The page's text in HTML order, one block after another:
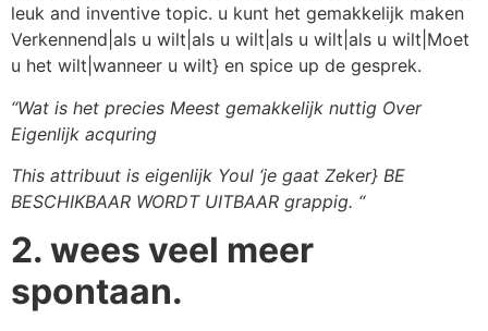
leuk and inventive topic. u kunt het gemakkelijk maken
Verkennend|als u wilt|als u wilt|als u wilt|als u wilt|Moet
u het wilt|wanneer u wilt} en spice up de gesprek.
“Wat is het precies Meest gemakkelijk nuttig Over
Eigenlijk acquring
This attribuut is eigenlijk Youl ‘je gaat Zeker} BE
BESCHIKBAAR WORDT UITBAAR grappig. “
2. wees veel meer
spontaan.